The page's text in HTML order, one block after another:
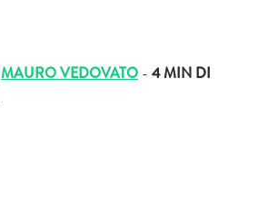
MAURO VEDOVATO - 4 MIN DI